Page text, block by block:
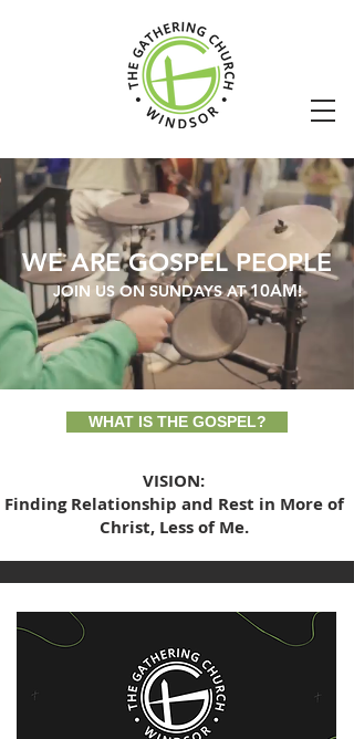
WE ARE GOSPEL PEOPLE
JOIN US ON SUNDAYS AT10AM!
WHAT IS THE GOSPEL?
VISION:
Finding Relationship and Rest in More of
Christ, Less of Me.